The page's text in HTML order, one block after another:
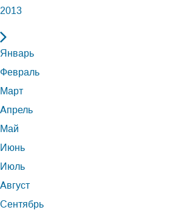
2013
Январь
Февраль
Март
Апрель
Май
Июнь
Июль
Август
Сентябрь